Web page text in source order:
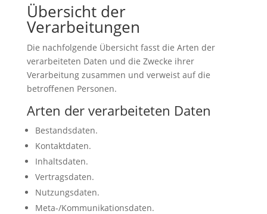
Übersicht der
Verarbeitungen
Die nachfolgende Übersicht fasst die Arten der
verarbeiteten Daten und die Zwecke ihrer
Verarbeitung zusammen und verweist auf die
betroffenen Personen.
Arten der verarbeiteten Daten
Bestandsdaten.
Kontaktdaten.
Inhaltsdaten.
Vertragsdaten.
Nutzungsdaten.
Meta-/Kommunikationsdaten.